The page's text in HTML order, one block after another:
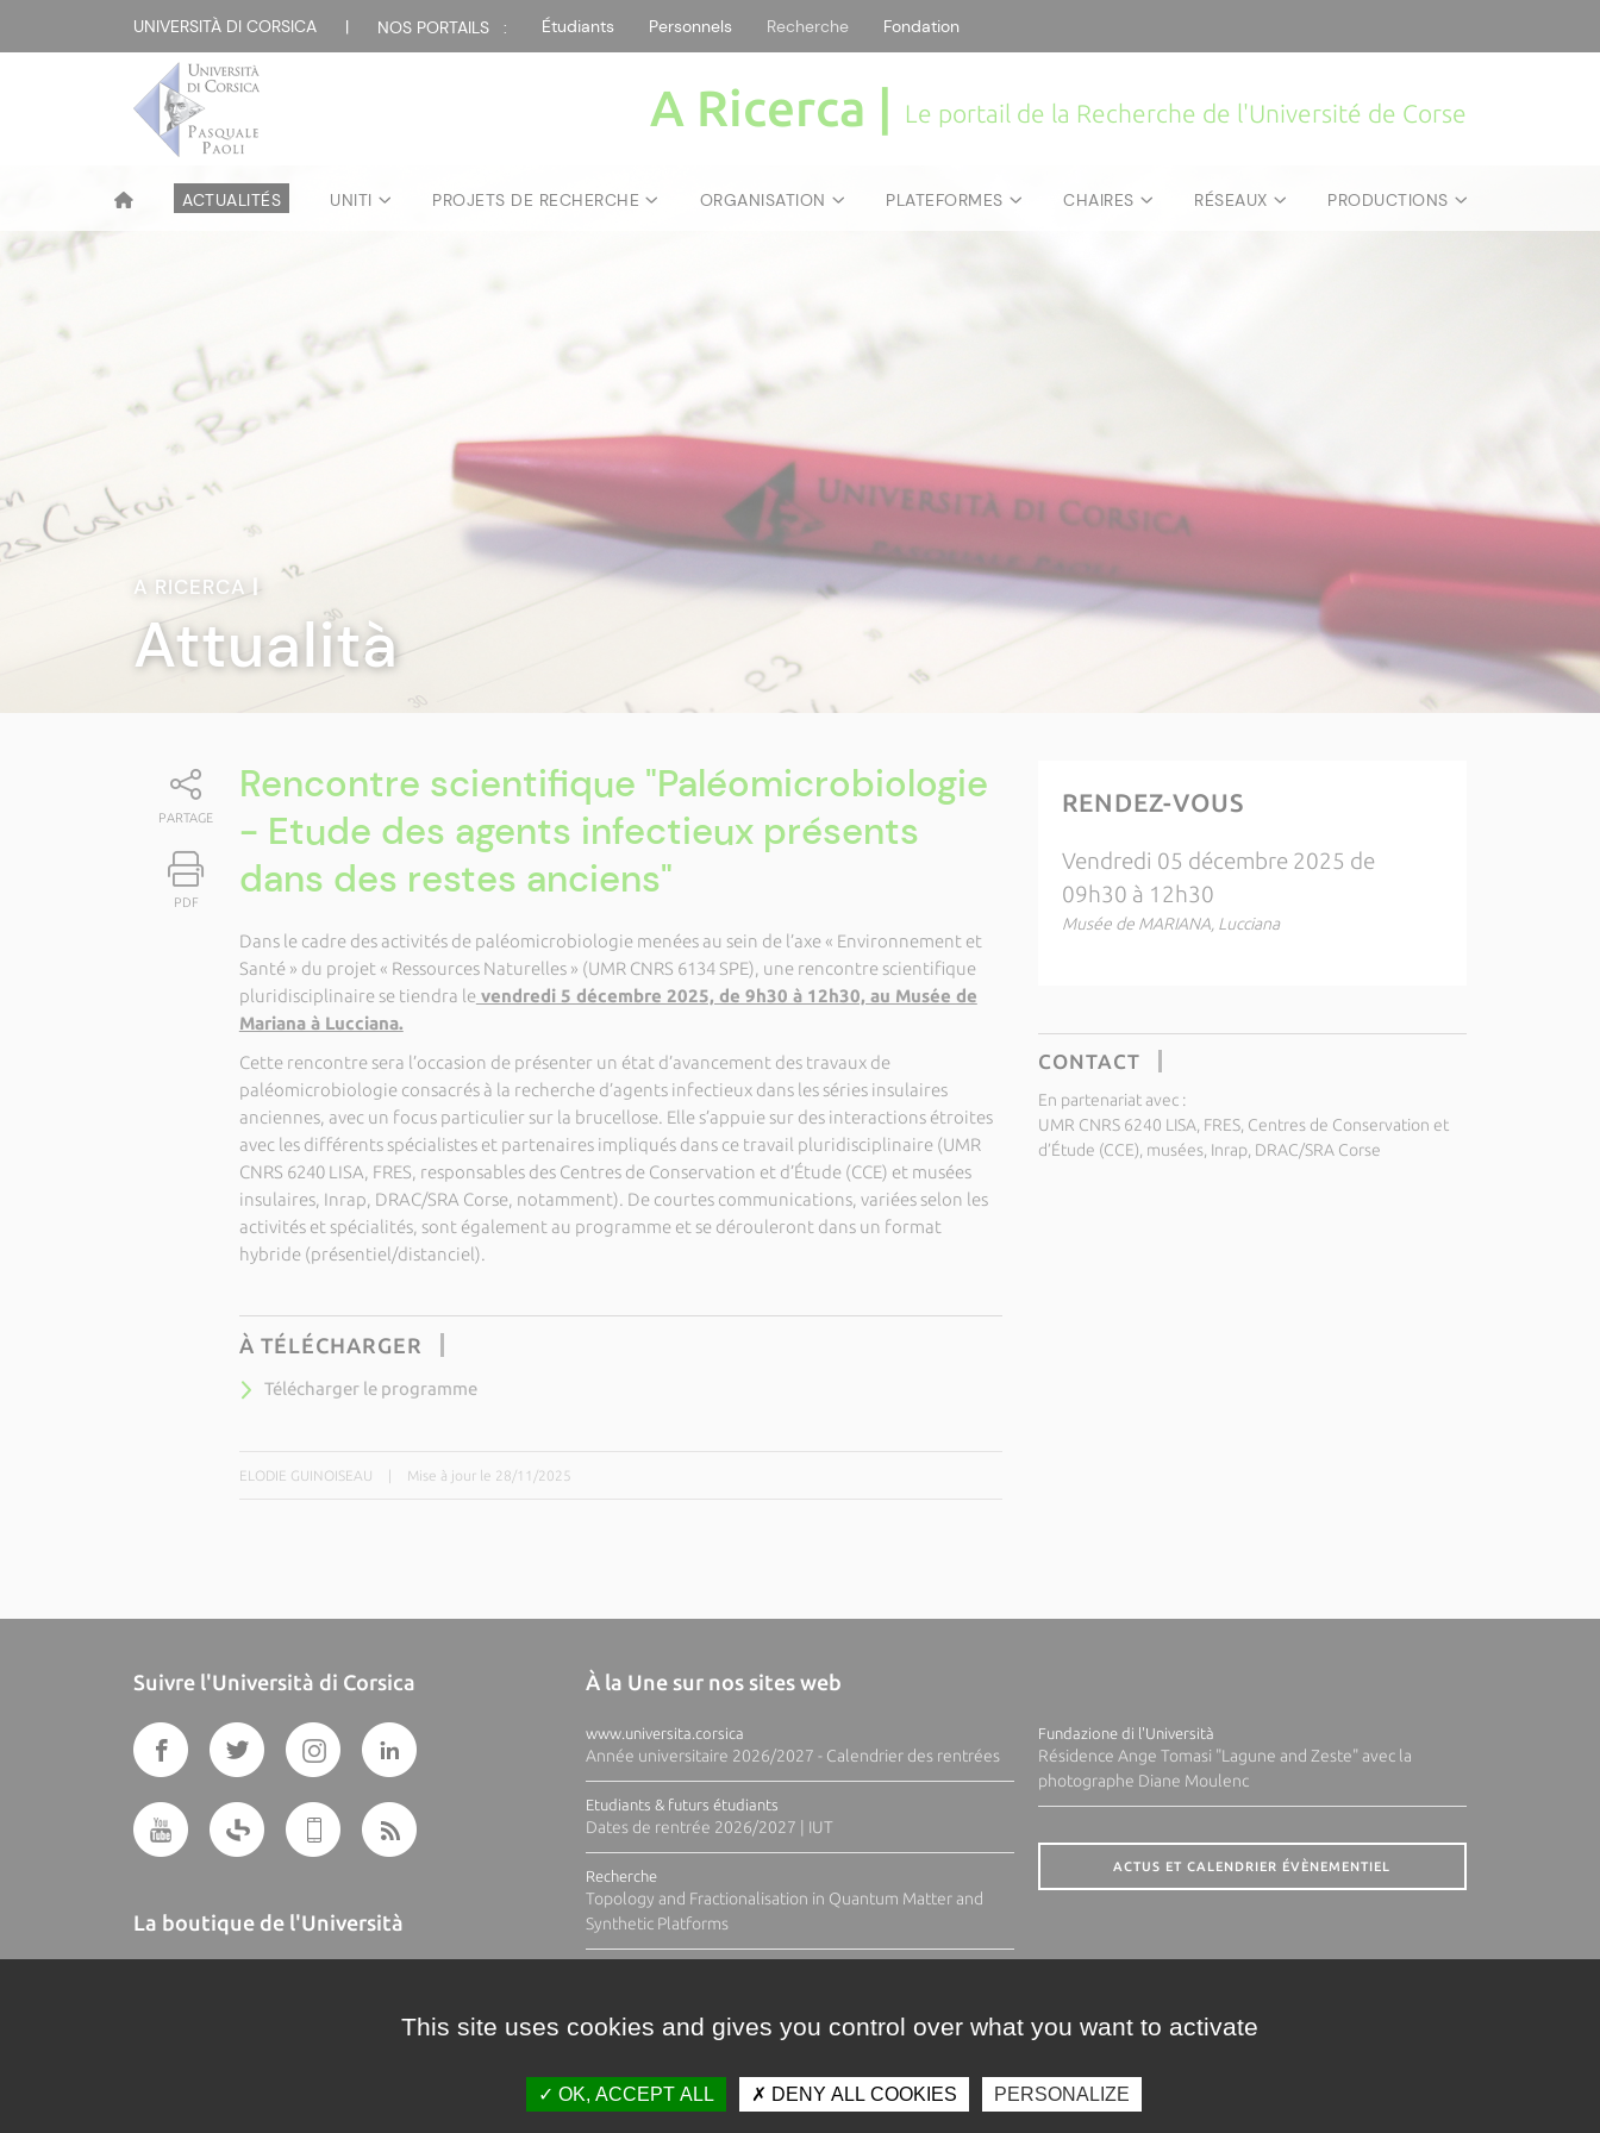
UNIVERSITÀ DI CORSICA | NOS PORTAILS : Étudiants Personnels Recherche Fondation
A Ricerca | Le portail de la Recherche de l'Université de Corse
ACTUALITÉS UNITI PROJETS DE RECHERCHE ORGANISATION PLATEFORMES CHAIRES RÉSEAUX PRODUCTIONS
A RICERCA|
Attualità
PARTAGE
PDF
Rencontre scientifique "Paléomicrobiologie
- Etude des agents infectieux présents
dans des restes anciens"
Dans le cadre des activités de paléomicrobiologie menées au sein de l’axe « Environnement et
Santé » du projet « Ressources Naturelles » (UMR CNRS 6134 SPE), une rencontre scientifique
pluridisciplinaire se tiendra levendredi 5 décembre 2025, de 9h30 à 12h30, au Musée de
Mariana à Lucciana.
Cette rencontre sera l’occasion de présenter un état d’avancement des travaux de
paléomicrobiologie consacrés à la recherche d’agents infectieux dans les séries insulaires
anciennes, avec un focus particulier sur la brucellose. Elle s’appuie sur des interactions étroites
avec les différents spécialistes et partenaires impliqués dans ce travail pluridisciplinaire (UMR
CNRS 6240 LISA, FRES, responsables des Centres de Conservation et d’Étude (CCE) et musées
insulaires, Inrap, DRAC/SRA Corse, notamment). De courtes communications, variées selon les
activités et spécialités, sont également au programme et se dérouleront dans un format
hybride (présentiel/distanciel).
À TÉLÉCHARGER
Télécharger le programme
ELODIE GUINOISEAU Mise à jour le 28/11/2025
RENDEZ-VOUS
Vendredi 05 décembre 2025 de
09h30 à 12h30
Musée de MARIANA, Lucciana
CONTACT
En partenariat avec :
UMR CNRS 6240 LISA, FRES, Centres de Conservation et
d’Étude (CCE), musées, Inrap, DRAC/SRA Corse
Suivre l'Università di Corsica
La boutique de l'Università
À la Une sur nos sites web
www.universita.corsica
Année universitaire 2026/2027 - Calendrier des rentrées
Etudiants & futurs étudiants
Dates de rentrée 2026/2027 | IUT
Recherche
Topology and Fractionalisation in Quantum Matter and
Synthetic Platforms
Fundazione di l'Università
Résidence Ange Tomasi "Lagune and Zeste" avec la
photographe Diane Moulenc
ACTUS ET CALENDRIER ÉVÈNEMENTIEL
This site uses cookies and gives you control over what you want to activate
OK, ACCEPT ALL DENY ALL COOKIES PERSONALIZE